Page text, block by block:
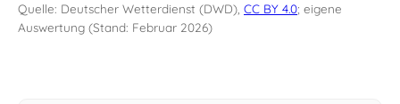
Quelle: Deutscher Wetterdienst (DWD), CC BY 4.0; eigene
Auswertung (Stand: Februar 2026)